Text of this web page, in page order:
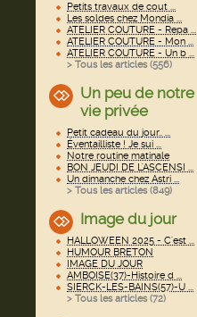
Petits travaux de cout ...
Les soldes chez Mondia ...
ATELIER COUTURE - Repa ...
ATELIER COUTURE - Mon ...
ATELIER COUTURE - Un b ...
> Tous les articles (556)
Un peu de notre
vie privée
Petit cadeau du jour.. ...
Éventailliste ! Je sui ...
Notre routine matinale
BON JEUDI DE L'ASCENSI ...
Un dimanche chez Astri ...
> Tous les articles (849)
Image du jour
HALLOWEEN 2025 - C'est ...
HUMOUR BRETON
IMAGE DU JOUR
AMBOISE(37)-Histoire d ...
SIERCK-LES-BAINS(57)-U ...
> Tous les articles (72)